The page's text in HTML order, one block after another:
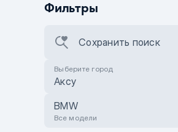
Фильтры
Сохранить поиск
Выберите город
Аксу
BMW
Все модели